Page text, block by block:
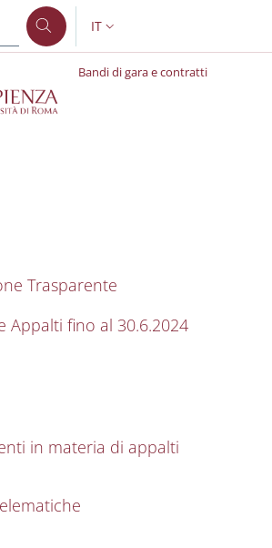
SELETTORE LINGUA:
IT
Bandi di gara e contratti
Trasparente
Appalti fino al 30.6.2024
in materia di appalti